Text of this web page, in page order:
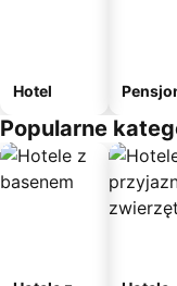
Hotel
Popularne